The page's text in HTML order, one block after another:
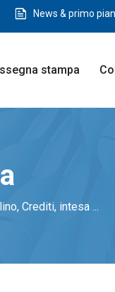
feed News & primo
stampa
Crediti, intesa ...